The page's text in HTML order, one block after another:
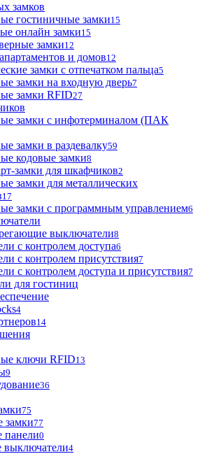
замков
гостиничные замки15
онлайн замки15
замки12
и домов12
замки с отпечатком пальца5
замки на входную дверь7
замки RFID27
замки с инфотерминалом (ПАК
замки в раздевалку59
кодовые замки8
замки для шкафчиков2
замки для металлических
17
замки с программным управлением6
выключатели8
с контролем доступа6
с контролем присутствия7
с контролем доступа и присутствия7
для гостиниц
4
14
ключи RFID13
9
36
75
замки77
панели0
выключатели4